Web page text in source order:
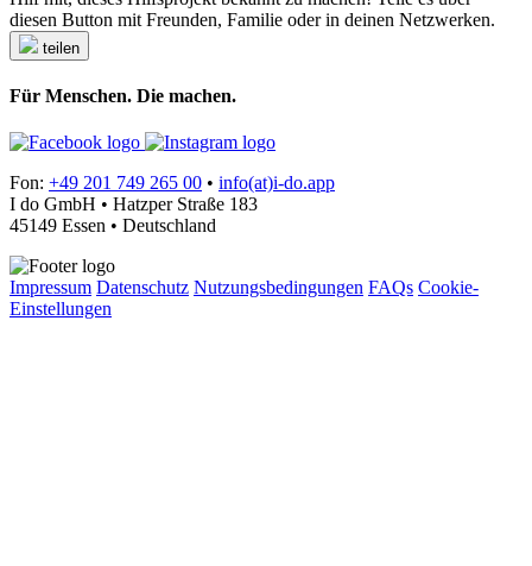
diesen Button mit Freunden, Familie oder in deinen Netzwerken.
teilen
Für Menschen. Die machen.
Fon: +49 201 749 265 00 • info(at)i-do.app
I do GmbH • Hatzper Straße 183
45149 Essen • Deutschland
Impressum Datenschutz Nutzungsbedingungen FAQs Cookie-
Einstellungen